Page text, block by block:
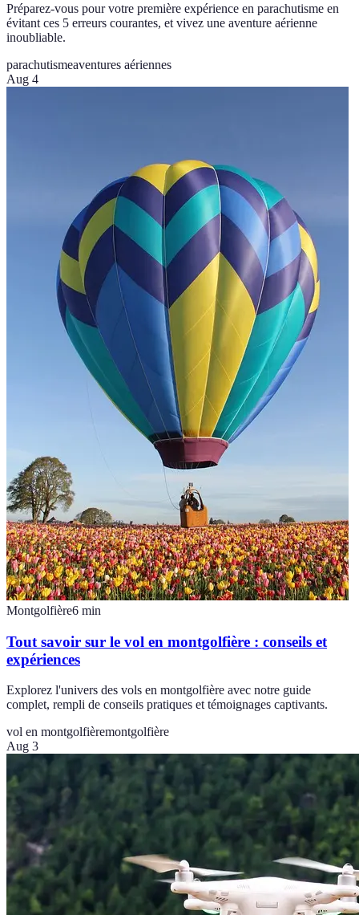
Préparez-vous pour votre première expérience en parachutisme en
évitant ces 5 erreurs courantes, et vivez une aventure aérienne
inoubliable.
parachutismeaventures aériennes
Aug 4
Montgolfière6 min
Tout savoir sur le vol en montgolfière : conseils et
expériences
Explorez l'univers des vols en montgolfière avec notre guide
complet, rempli de conseils pratiques et témoignages captivants.
vol en montgolfièremontgolfière
Aug 3